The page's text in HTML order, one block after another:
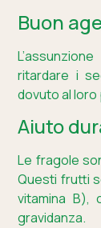
Buon
ritardare i
dovuto al
Aiuto
Le fragole
Questi frutti
vitamina B),
gravidanza.